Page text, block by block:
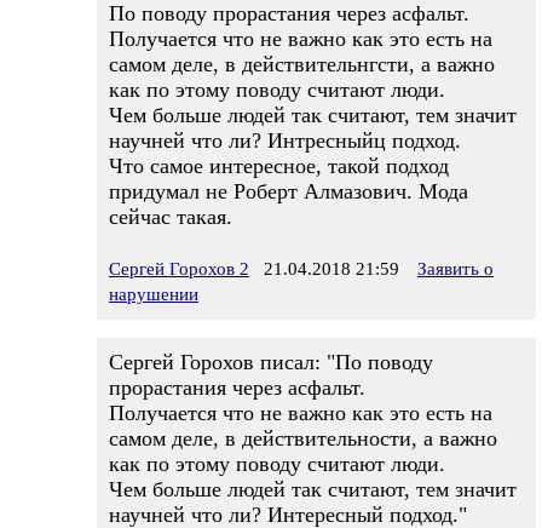
По поводу прорастания через асфальт.
Получается что не важно как это есть на
самом деле, в действительнгсти, а важно
как по этому поводу считают люди.
Чем больше людей так считают, тем значит
научней что ли? Интресныйц подход.
Что самое интересное, такой подход
придумал не Роберт Алмазович. Мода
сейчас такая.
Сергей Горохов 2 21.04.2018 21:59
Заявить о
нарушении
Сергей Горохов писал: "По поводу
прорастания через асфальт.
Получается что не важно как это есть на
самом деле, в действительности, а важно
как по этому поводу считают люди.
Чем больше людей так считают, тем значит
научней что ли? Интересный подход."